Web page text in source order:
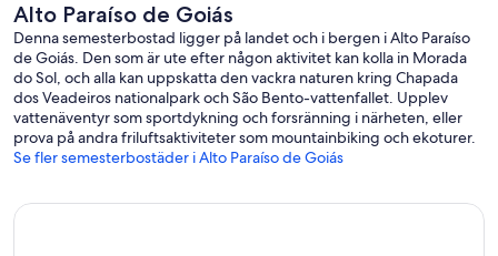
Alto Paraíso de Goiás
Denna semesterbostad ligger på landet och i bergen i Alto Paraíso
de Goiás. Den som är ute efter någon aktivitet kan kolla in Morada
do Sol, och alla kan uppskatta den vackra naturen kring Chapada
dos Veadeiros nationalpark och São Bento-vattenfallet. Upplev
vattenäventyr som sportdykning och forsränning i närheten, eller
prova på andra friluftsaktiviteter som mountainbiking och ekoturer.
Se fler semesterbostäder i Alto Paraíso de Goiás